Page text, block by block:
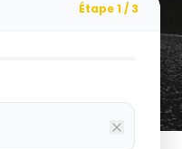
Étape 1 / 3